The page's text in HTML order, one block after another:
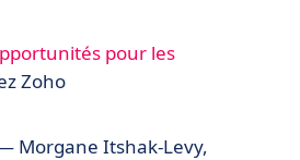
pour les
Zoho
Morgane Itshak-Levy,